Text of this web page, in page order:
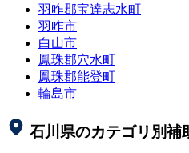
羽咋郡宝達志水町
羽咋市
白山市
鳳珠郡穴水町
鳳珠郡能登町
輪島市
石川県のカテゴリ別補